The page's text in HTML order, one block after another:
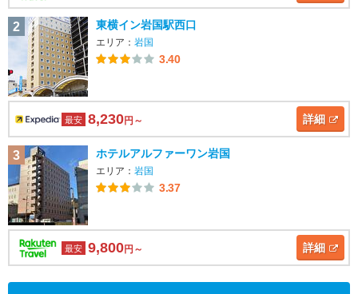
2 東横イン岩国駅西口
エリア： 岩国
3.40
最安 8,230円～ 詳細
3 ホテルアルファーワン岩国
エリア： 岩国
3.37
最安 9,800円～ 詳細